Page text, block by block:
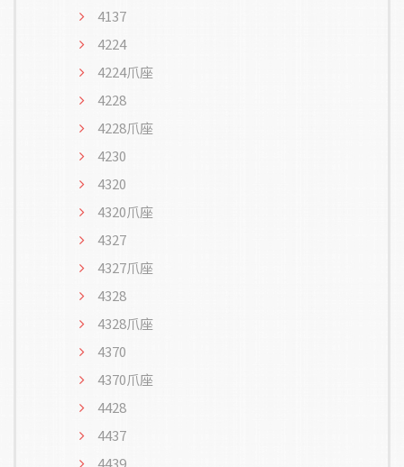
4137
4224
4224爪座
4228
4228爪座
4230
4320
4320爪座
4327
4327爪座
4328
4328爪座
4370
4370爪座
4428
4437